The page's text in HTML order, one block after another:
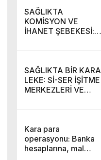
SAĞLIKTA
KOMİSYON VE
İHANET ŞEBEKESİ:
VURGUNU!
SAĞLIKTA BİR KARA
LEKE: Sİ-SER İŞİTME
MERKEZLERİ VE
Kara para
operasyonu: Banka
hesaplarına, mal